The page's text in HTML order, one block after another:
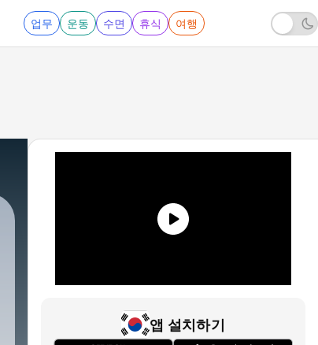
업무 운동 수면 휴식 여행
앱 설치하기